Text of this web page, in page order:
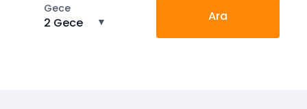
Gece
2 Gece ▼ Ara